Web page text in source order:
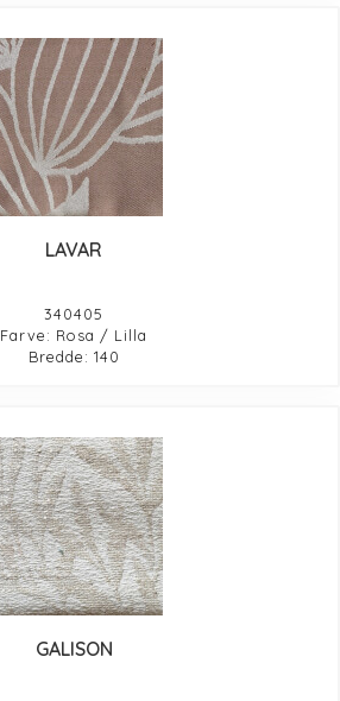
LAVAR
340405
Farve: Rosa / Lilla
Bredde: 140
GALISON